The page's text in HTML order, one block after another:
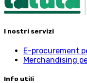
I nostri servizi
E-procurement
Merchandising
Info utili